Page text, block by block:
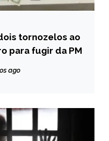
tornozelos ao
para fugir da PM
ago